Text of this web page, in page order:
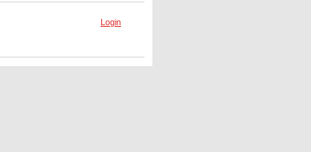
Login